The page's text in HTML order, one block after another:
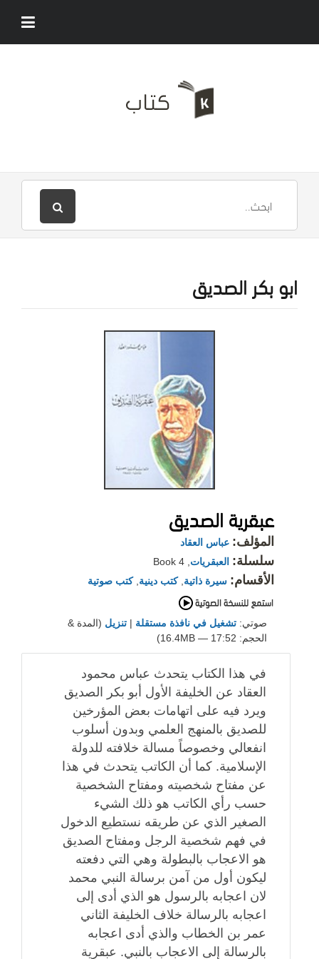
ابو بكر الصديق
عبقرية الصديق
المؤلف: عباس العقاد
سلسلة: العبقريات
الأقسام: سيرة ذاتية ,كتب دينية ,كتب صوتية
صوتي: تشغيل في نافذة مستقلة | تنزيل (المدة &
الحجم: 17:52 — 16.4MB)
في هذا الكتاب يتحدث عباس محمود
العقاد عن الخليفة الأول أبو بكر الصديق
ويرد فيه على اتهامات بعض المؤرخين
للصديق بالمنهج العلمي وبدون أسلوب
انفعالي وخصوصاً مسالة خلافته للدولة
الإسلامية. كما أن الكاتب يتحدث في هذا
عن مفتاح شخصيته ومفتاح الشخصية
حسب رأي الكاتب هو ذلك الشيء
الصغير الذي عن طريقه نستطيع الدخول
في فهم شخصية الرجل ومفتاح الصديق
هو الاعجاب بالبطولة وهي التي دفعته
ليكون أول من آمن برسالة النبي محمد
لان اعجابه بالرسول هو الذي أدى إلى
اعجابه بالرسالة خلاف الخليفة الثاني
عمر بن الخطاب والذي أدى اعجابه
بالرسالة إلى الاعجاب بالنبي. عبقرية